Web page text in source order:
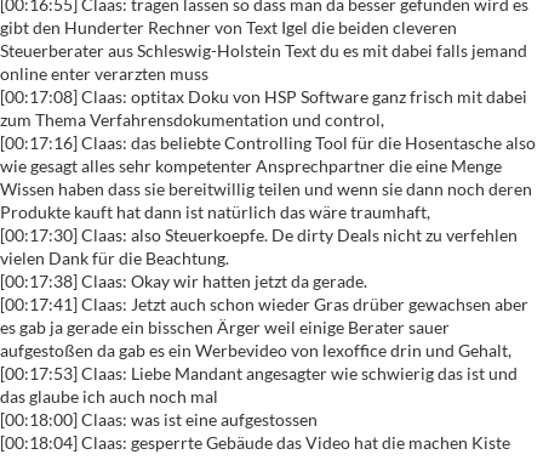
[00:16:55] Claas: tragen lassen so dass man da besser gefunden wird es
gibt den Hunderter Rechner von Text Igel die beiden cleveren
Steuerberater aus Schleswig-Holstein Text du es mit dabei falls jemand
online enter verarzten muss
[00:17:08] Claas: optitax Doku von HSP Software ganz frisch mit dabei
zum Thema Verfahrensdokumentation und control,
[00:17:16] Claas: das beliebte Controlling Tool für die Hosentasche also
wie gesagt alles sehr kompetenter Ansprechpartner die eine Menge
Wissen haben dass sie bereitwillig teilen und wenn sie dann noch deren
Produkte kauft hat dann ist natürlich das wäre traumhaft,
[00:17:30] Claas: also Steuerkoepfe. De dirty Deals nicht zu verfehlen
vielen Dank für die Beachtung.
[00:17:38] Claas: Okay wir hatten jetzt da gerade.
[00:17:41] Claas: Jetzt auch schon wieder Gras drüber gewachsen aber
es gab ja gerade ein bisschen Ärger weil einige Berater sauer
aufgestoßen da gab es ein Werbevideo von lexoffice drin und Gehalt,
[00:17:53] Claas: Liebe Mandant angesagter wie schwierig das ist und
das glaube ich auch noch mal
[00:18:00] Claas: was ist eine aufgestossen
[00:18:04] Claas: gesperrte Gebäude das Video hat die machen Kiste